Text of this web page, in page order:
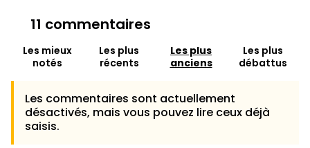
11 commentaires
Les mieux
notés
Les plus
récents
Les plus
anciens
Les plus
débattus
Les commentaires sont actuellement
désactivés, mais vous pouvez lire ceux déjà
saisis.